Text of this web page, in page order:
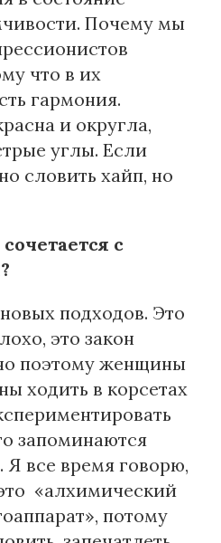
Почему мы
что в их
гармония.
и округла,
углы. Если
словить хайп, но
с
подходов. Это
это закон
поэтому женщины
ходить в корсетах
запоминаются
Я все время говорю,
«алхимический
потому